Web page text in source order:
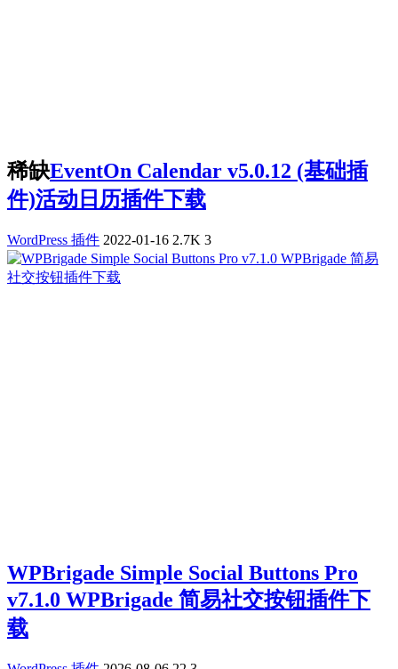
稀缺EventOn Calendar v5.0.12 (基础插
件)活动日历插件下载
WordPress 插件 2022-01-16 2.7K 3
WPBrigade Simple Social Buttons Pro
v7.1.0 WPBrigade 简易社交按钮插件下
载